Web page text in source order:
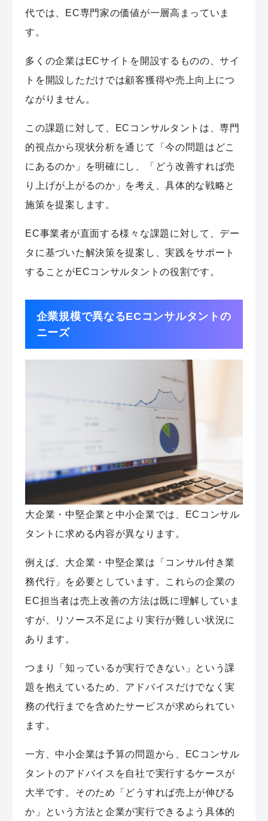
代では、EC専門家の価値が一層高まっていま
す。
多くの企業はECサイトを開設するものの、サイ
トを開設しただけでは顧客獲得や売上向上につ
ながりません。
この課題に対して、ECコンサルタントは、専門
的視点から現状分析を通じて「今の問題はどこ
にあるのか」を明確にし、「どう改善すれば売
り上げが上がるのか」を考え、具体的な戦略と
施策を提案します。
EC事業者が直面する様々な課題に対して、デー
タに基づいた解決策を提案し、実践をサポート
することがECコンサルタントの役割です。
企業規模で異なるECコンサルタントの
ニーズ
大企業・中堅企業と中小企業では、ECコンサル
タントに求める内容が異なります。
例えば、大企業・中堅企業は「コンサル付き業
務代行」を必要としています。これらの企業の
EC担当者は売上改善の方法は既に理解していま
すが、リソース不足により実行が難しい状況に
あります。
つまり「知っているが実行できない」という課
題を抱えているため、アドバイスだけでなく実
務の代行までを含めたサービスが求められてい
ます。
一方、中小企業は予算の問題から、ECコンサル
タントのアドバイスを自社で実行するケースが
大半です。そのため「どうすれば売上が伸びる
か」という方法と企業が実行できるよう具体的